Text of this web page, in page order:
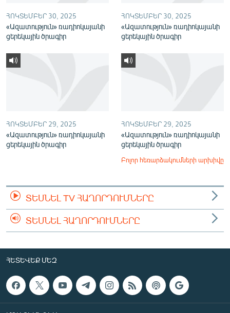
ՀՈԿՏԵՄԲԵՐ 30, 2025
«Ազատություն» ռադիոկայանի
ցերեկային ծրագիր
ՀՈԿՏԵՄԲԵՐ 30, 2025
«Ազատություն» ռադիոկայանի
ցերեկային ծրագիր
ՀՈԿՏԵՄԲԵՐ 29, 2025
«Ազատություն» ռադիոկայանի
ցերեկային ծրագիր
ՀՈԿՏԵՄԲԵՐ 29, 2025
«Ազատություն» ռադիոկայանի
ցերեկային ծրագիր
Բոլոր հեռարձակումների արխիվը
ՏԵՍՆԵԼ TV ՀԱՂՈՐԴՈՒՄՆԵՐԸ
ՏԵՍՆԵԼ ՀԱՂՈՐԴՈՒՄՆԵՐԸ
ՀԵՏԵՎԵՔ ՄԵԶ